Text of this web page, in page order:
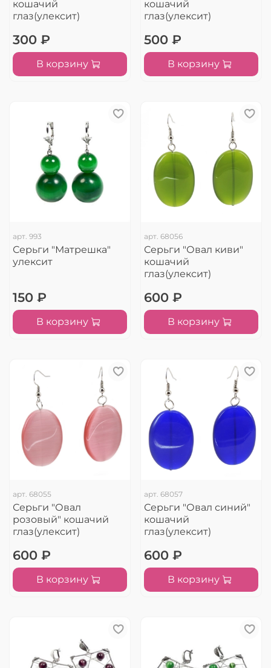
кошачий
глаз(улексит)
300 ₽
В корзину
кошачий
глаз(улексит)
500 ₽
В корзину
арт. 993
Серьги "Матрешка"
улексит
150 ₽
В корзину
арт. 68056
Серьги "Овал киви"
кошачий
глаз(улексит)
600 ₽
В корзину
арт. 68055
Серьги "Овал
розовый" кошачий
глаз(улексит)
600 ₽
В корзину
арт. 68057
Серьги "Овал синий"
кошачий
глаз(улексит)
600 ₽
В корзину